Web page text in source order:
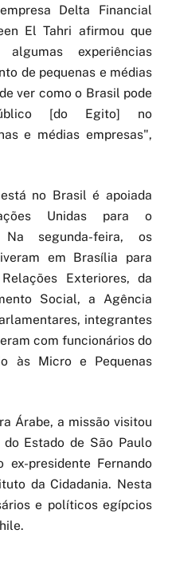
Delta Financial
El Tahri afirmou que
experiências
de pequenas e médias
ver como o Brasil pode
[do Egito] no
e médias empresas",
no Brasil é apoiada
Unidas para o
Na segunda-feira, os
em Brasília para
Exteriores, da
Social, a Agência
integrantes
com funcionários do
às Micro e Pequenas
Árabe, a missão visitou
Estado de São Paulo
presidente Fernando
da Cidadania. Nesta
e políticos egípcios